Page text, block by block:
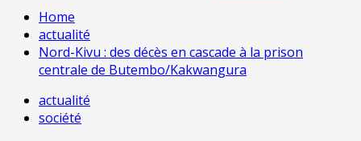
Home
actualité
Nord-Kivu : des décès en cascade à la prison
centrale de Butembo/Kakwangura
actualité
société